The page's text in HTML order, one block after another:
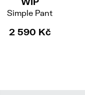
Simple Pant
2 590 Kč